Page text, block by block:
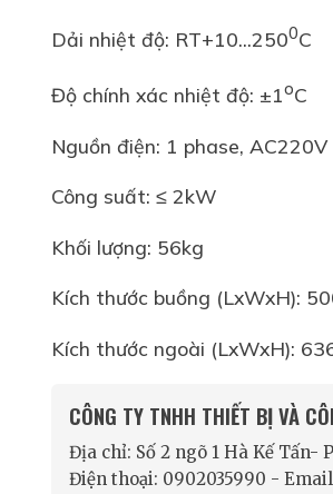
Dải nhiệt độ: RT+10...2500C
Độ chính xác nhiệt độ: ±1oC
Nguồn điện: 1 phase,
Công suất: ≤ 2kW
Khối lượng: 56kg
Kích thước buồng (LxWxH):
Kích thước ngoài (LxWxH):
CÔNG TY TNHH THIẾT BỊ VÀ
Địa chỉ: Số 2 ngõ 1 Hà Kế Tấn-
Điện thoại: 0902035990 -